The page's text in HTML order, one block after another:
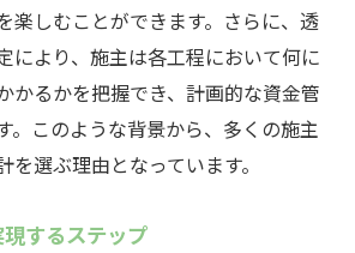
楽しむことができます。さらに、透
により、施主は各工程において何に
かるかを把握でき、計画的な資金管
。このような背景から、多くの施主
選ぶ理由となっています。
するステップ